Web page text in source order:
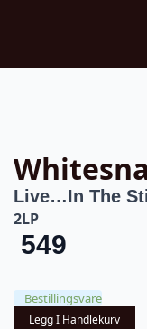
Live…In The
2LP
549
Bestillingsvare
Legg I Handlekurv